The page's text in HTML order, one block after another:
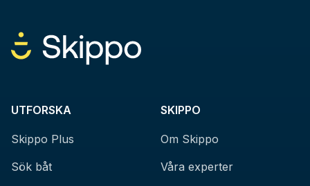
UTFORSKA
Skippo Plus
Sök båt
SKIPPO
Om Skippo
Våra experter